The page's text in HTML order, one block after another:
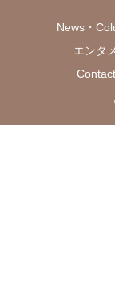
News・
エンタメ
Contact